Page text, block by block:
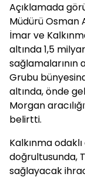
Açıklamada
Müdürü Osman
İmar ve
altında 1,5
sağlamalarının
Grubu
altında, önde
Morgan
belirtti.
Kalkınma
doğrultusunda,
sağlayacak